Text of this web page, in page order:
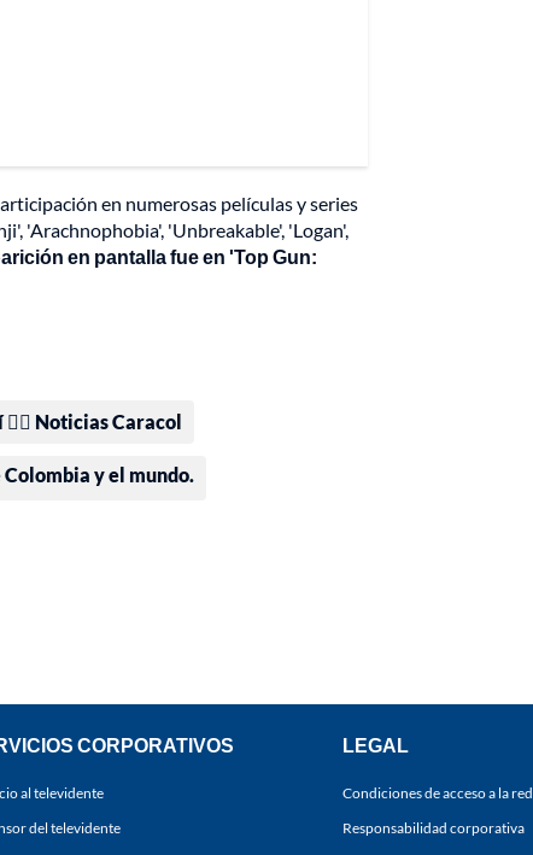
en numerosas películas y series
'Arachnophobia', 'Unbreakable', 'Logan',
en pantalla fue en 'Top Gun:
Noticias Caracol
y el mundo.
CORPORATIVOS
al televidente
del televidente
LEGAL
Condiciones de acceso a la red
Responsabilidad corporativa